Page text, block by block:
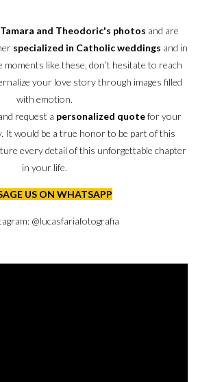
Tamara and Theodoric's photos and are
specialized in Catholic weddings and in
like these, don’t hesitate to reach
your love story through images filled
with emotion.
request a personalized quotefor your
It would be a true honor to be part of this
every detail of this unforgettable chapter
in your life.
US ON WHATSAPP
@lucasfariafotografia